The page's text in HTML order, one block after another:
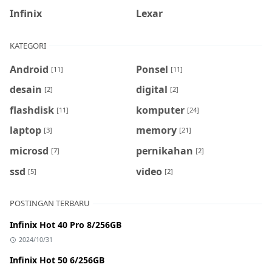
Infinix
Lexar
KATEGORI
Android [11] Ponsel [11]
desain [2] digital [2]
flashdisk [11] komputer [24]
laptop [3] memory [21]
microsd [7] pernikahan [2]
ssd [5] video [2]
POSTINGAN TERBARU
Infinix Hot 40 Pro 8/256GB
2024/10/31
Infinix Hot 50 6/256GB